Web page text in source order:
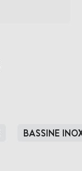
BASSINE